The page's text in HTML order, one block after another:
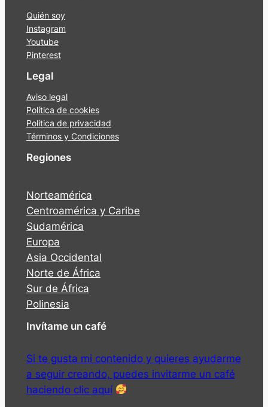
Quién soy
Instagram
Youtube
Pinterest
Legal
Aviso legal
Política de cookies
Política de privacidad
Términos y Condiciones
Regiones
Norteamérica
Centroamérica y Caribe
Sudamérica
Europa
Asia Occidental
Norte de África
Sur de África
Polinesia
Invítame un café
Si te gusta mi contenido y quieres ayudarme
a seguir creando, puedes invitarme un café
haciendo clic aquí